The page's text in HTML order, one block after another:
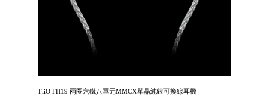
FiiO FH19 兩圈六鐵八單元MMCX單晶純銀可換線耳機